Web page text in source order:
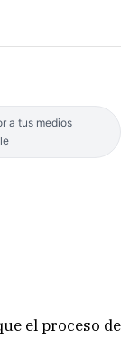
a tus medios
el proceso de